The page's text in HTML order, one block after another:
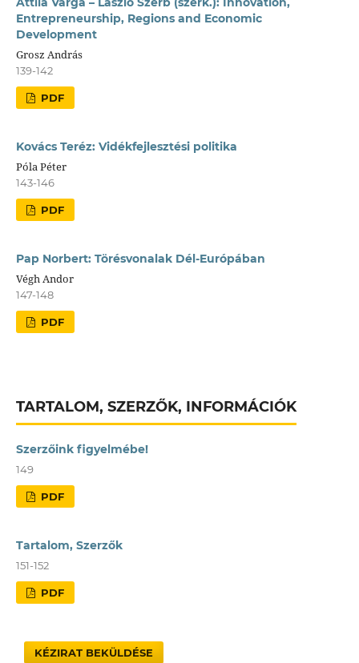
Entrepreneurship, Regions and Economic
Development
Grosz András
139-142
PDF
Kovács Teréz: Vidékfejlesztési politika
Póla Péter
143-146
PDF
Pap Norbert: Törésvonalak Dél-Európában
Végh Andor
147-148
PDF
TARTALOM, SZERZŐK, INFORMÁCIÓK
Szerzőink figyelmébe!
149
PDF
Tartalom, Szerzők
151-152
PDF
KÉZIRAT BEKÜLDÉSE